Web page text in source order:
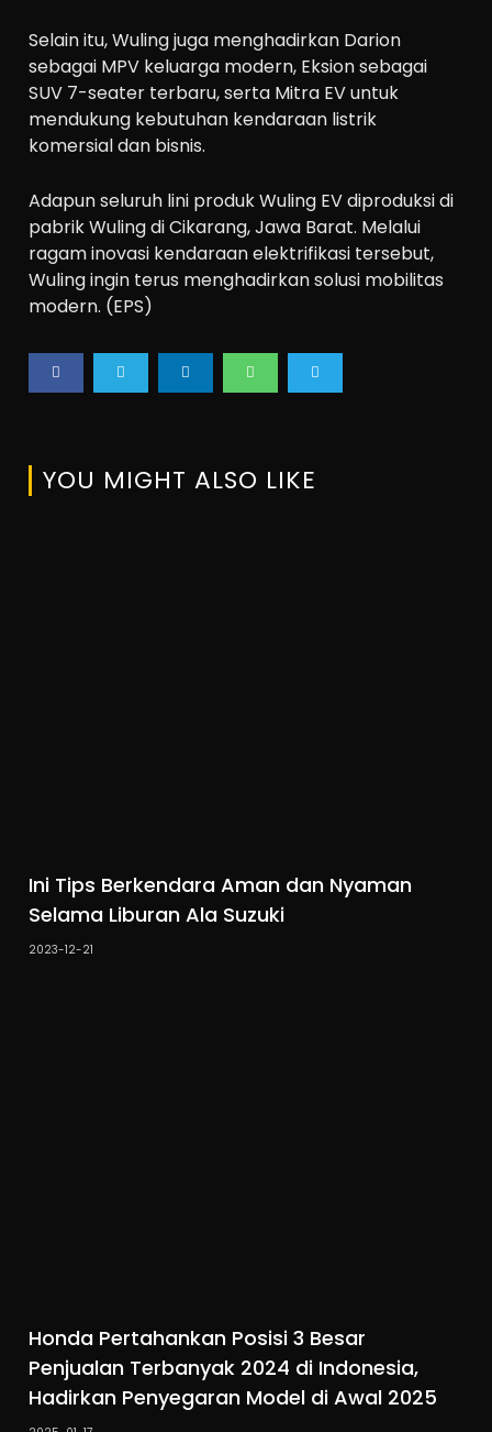
Selain itu, Wuling juga menghadirkan Darion
sebagai MPV keluarga modern, Eksion sebagai
SUV 7-seater terbaru, serta Mitra EV untuk
mendukung kebutuhan kendaraan listrik
komersial dan bisnis.
Adapun seluruh lini produk Wuling EV diproduksi di
pabrik Wuling di Cikarang, Jawa Barat. Melalui
ragam inovasi kendaraan elektrifikasi tersebut,
Wuling ingin terus menghadirkan solusi mobilitas
modern. (EPS)
YOU MIGHT ALSO LIKE
Ini Tips Berkendara Aman dan Nyaman
Selama Liburan Ala Suzuki
2023-12-21
Honda Pertahankan Posisi 3 Besar
Penjualan Terbanyak 2024 di Indonesia,
Hadirkan Penyegaran Model di Awal 2025